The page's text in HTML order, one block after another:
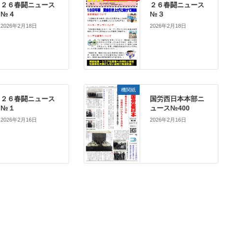
２６春闘ニュース
№４
2026年2月18日
２６春闘ニュース
№３
2026年2月18日
２６春闘ニュース
№１
2026年2月16日
機関紙
国労西日本本部ニ
ュース№400
2026年2月16日